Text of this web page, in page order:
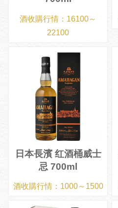
酒收購行情：16100～
22100
日本長濱 红酒桶威士
忌 700ml
酒收購行情：1000～1500